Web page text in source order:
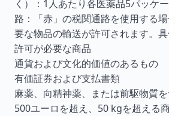
く）：1人あたり各医薬品5パッケ
路：「赤」の税関通路を使用する
要な物品の輸送が許可されます。具
許可が必要な商品
通貨および文化的価値のあるもの
有価証券および支払書類
麻薬、向精神薬、または前駆物質
500ユーロを超え、50 kgを超える